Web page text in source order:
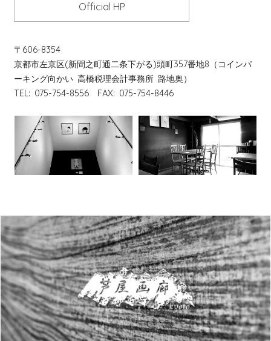
Official HP
〒606-8354
京都市左京区(新間之町通二条下がる)頭町357番地8（コインパ
ーキング向かい 高橋税理会計事務所 路地奥）
TEL: 075-754-8556 FAX: 075-754-8446